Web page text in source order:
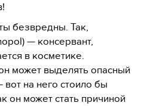
безвредны. Так,
— консервант,
в косметике.
может выделять опасный
на него стоило бы
он может стать причиной